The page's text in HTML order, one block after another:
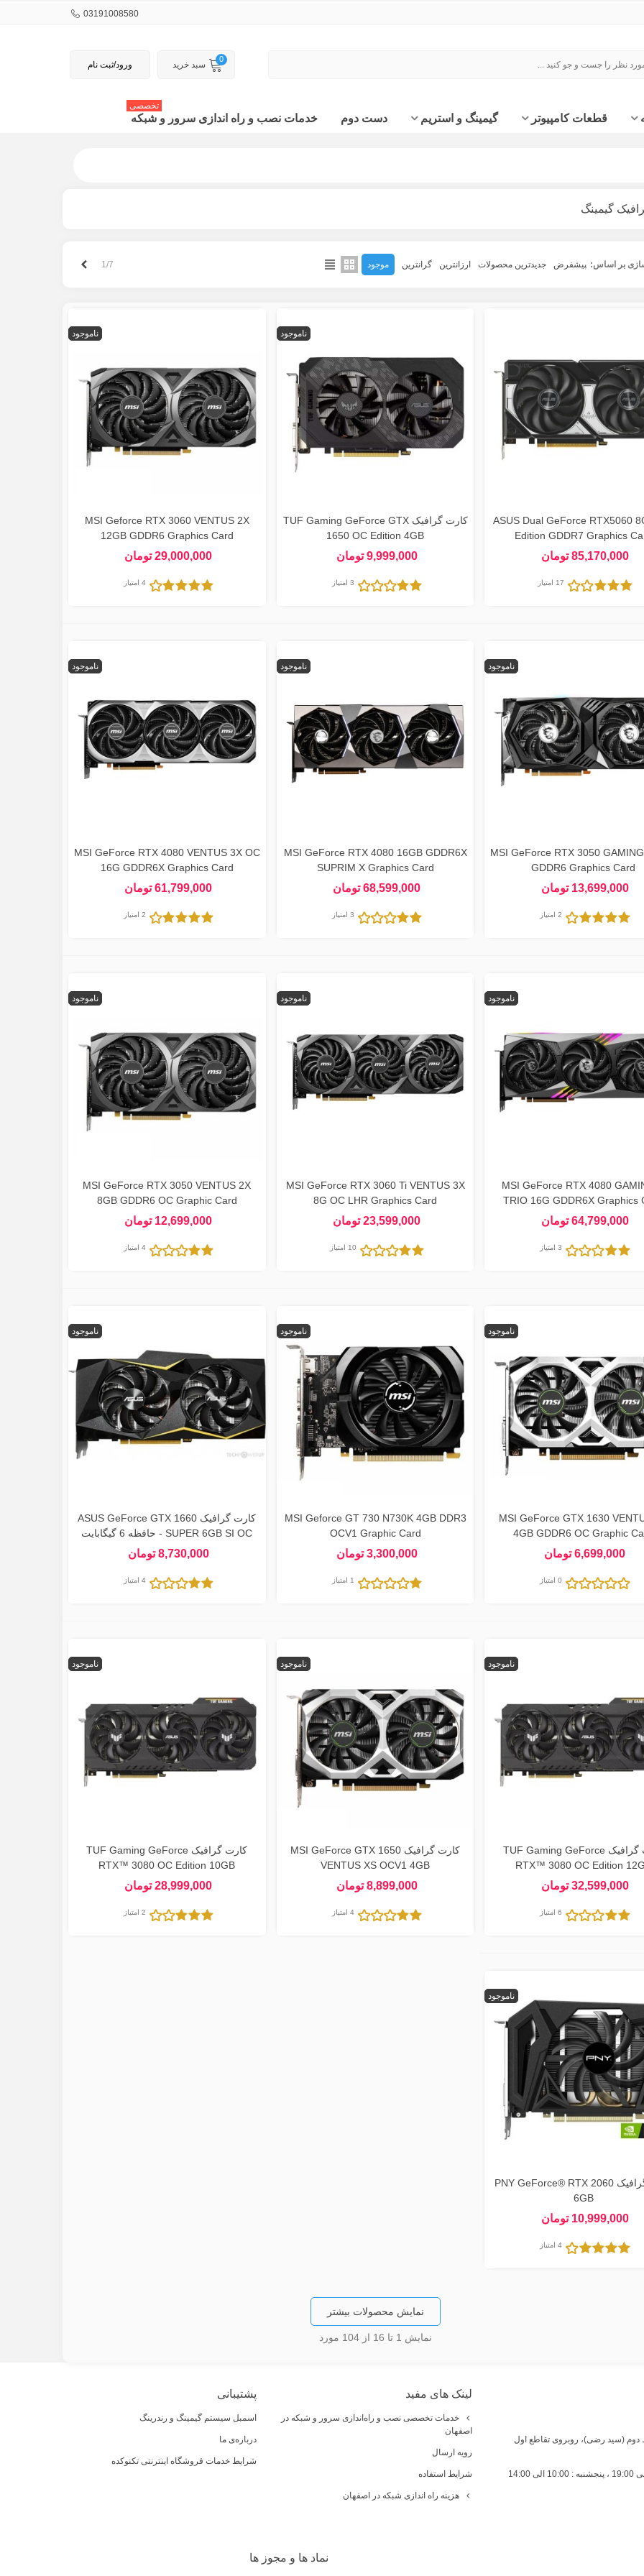
03191008580
0
سبد خرید ورود/ثبت نام
قطعات کامپیوتر گیمینگ و استریم دست دوم خدمات نصب و راه اندازی سرور و شبکه
تخصصی
گیمینگ
بر اساس: پیشفرض جدیدترین محصولات ارزانترین گرانترین موجود 1/7
ASUS Dual GeForce RTX5060
Edition GDDR7 Graphics
85,170,000 تومان
17 امتیاز
ناموجود
کارت گرافیک TUF Gaming GeForce GTX
1650 OC Edition 4GB
9,999,000 تومان
3 امتیاز
ناموجود
MSI Geforce RTX 3060 VENTUS 2X
12GB GDDR6 Graphics Card
29,000,000 تومان
4 امتیاز
ناموجود
MSI GeForce RTX 3050
GDDR6 Graphics Card
13,699,000 تومان
2 امتیاز
ناموجود
MSI GeForce RTX 4080 16GB GDDR6X
SUPRIM X Graphics Card
68,599,000 تومان
3 امتیاز
ناموجود
MSI GeForce RTX 4080 VENTUS 3X OC
16G GDDR6X Graphics Card
61,799,000 تومان
2 امتیاز
ناموجود
MSI GeForce RTX 4080
TRIO 16G GDDR6X Graphics
64,799,000 تومان
3 امتیاز
ناموجود
MSI GeForce RTX 3060 Ti VENTUS 3X
8G OC LHR Graphics Card
23,599,000 تومان
10 امتیاز
ناموجود
MSI GeForce RTX 3050 VENTUS 2X
8GB GDDR6 OC Graphic Card
12,699,000 تومان
4 امتیاز
ناموجود
MSI GeForce GTX 1630
4GB GDDR6 OC Graphic
6,699,000 تومان
0 امتیاز
ناموجود
MSI Geforce GT 730 N730K 4GB DDR3
OCV1 Graphic Card
3,300,000 تومان
1 امتیاز
ناموجود
کارت گرافیک ASUS GeForce GTX 1660
SUPER 6GB SI OC - حافظه 6 گیگابایت
8,730,000 تومان
4 امتیاز
ناموجود
کارت گرافیک TUF Gaming GeForce
RTX™ 3080 OC Edition
32,599,000 تومان
6 امتیاز
ناموجود
کارت گرافیک MSI GeForce GTX 1650
VENTUS XS OCV1 4GB
8,899,000 تومان
4 امتیاز
ناموجود
کارت گرافیک TUF Gaming GeForce
RTX™ 3080 OC Edition 10GB
28,999,000 تومان
2 امتیاز
ناموجود
کارت گرافیک PNY GeForce® RTX 2060
6GB
10,999,000 تومان
4 امتیاز
نمایش محصولات بیشتر
نمایش 1 تا 16 از 104 مورد
دوم (سید رضی)، روبروی تقاطع اول
لینک های مفید
خدمات تخصصی نصب و راه‌اندازی سرور و شبکه در
اصفهان
رویه ارسال
شرایط استفاده
هزینه راه اندازی شبکه در اصفهان
پشتیبانی
اسمبل سیستم گیمینگ و رندرینگ
درباره‌ی ما
شرایط خدمات فروشگاه اینترنتی تکنوکده
نماد ها و مجوز ها